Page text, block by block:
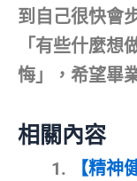
到自己很快會
「有些什麼想
悔」，希望畢
相關內容
【精